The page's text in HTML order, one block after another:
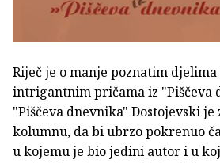
Riječ je o manje poznatim
intrigantnim pričama iz "Piščeva
"Piščeva dnevnika" Dostojevski je
kolumnu, da bi ubrzo pokrenuo
u kojemu je bio jedini autor i u